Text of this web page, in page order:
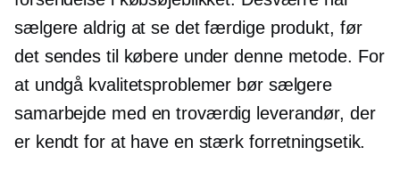
sælgere aldrig at se det færdige produkt, før
det sendes til købere under denne metode. For
at undgå kvalitetsproblemer bør sælgere
samarbejde med en troværdig leverandør, der
er kendt for at have en stærk forretningsetik.